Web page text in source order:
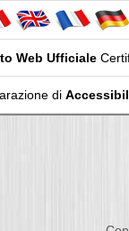
Web Ufficiale
di